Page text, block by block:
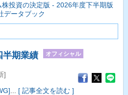
株投資の決定版 - 2026年度下半期版
データブック
半期業績 オフィシャル
]
[ 記事全文を読む ]